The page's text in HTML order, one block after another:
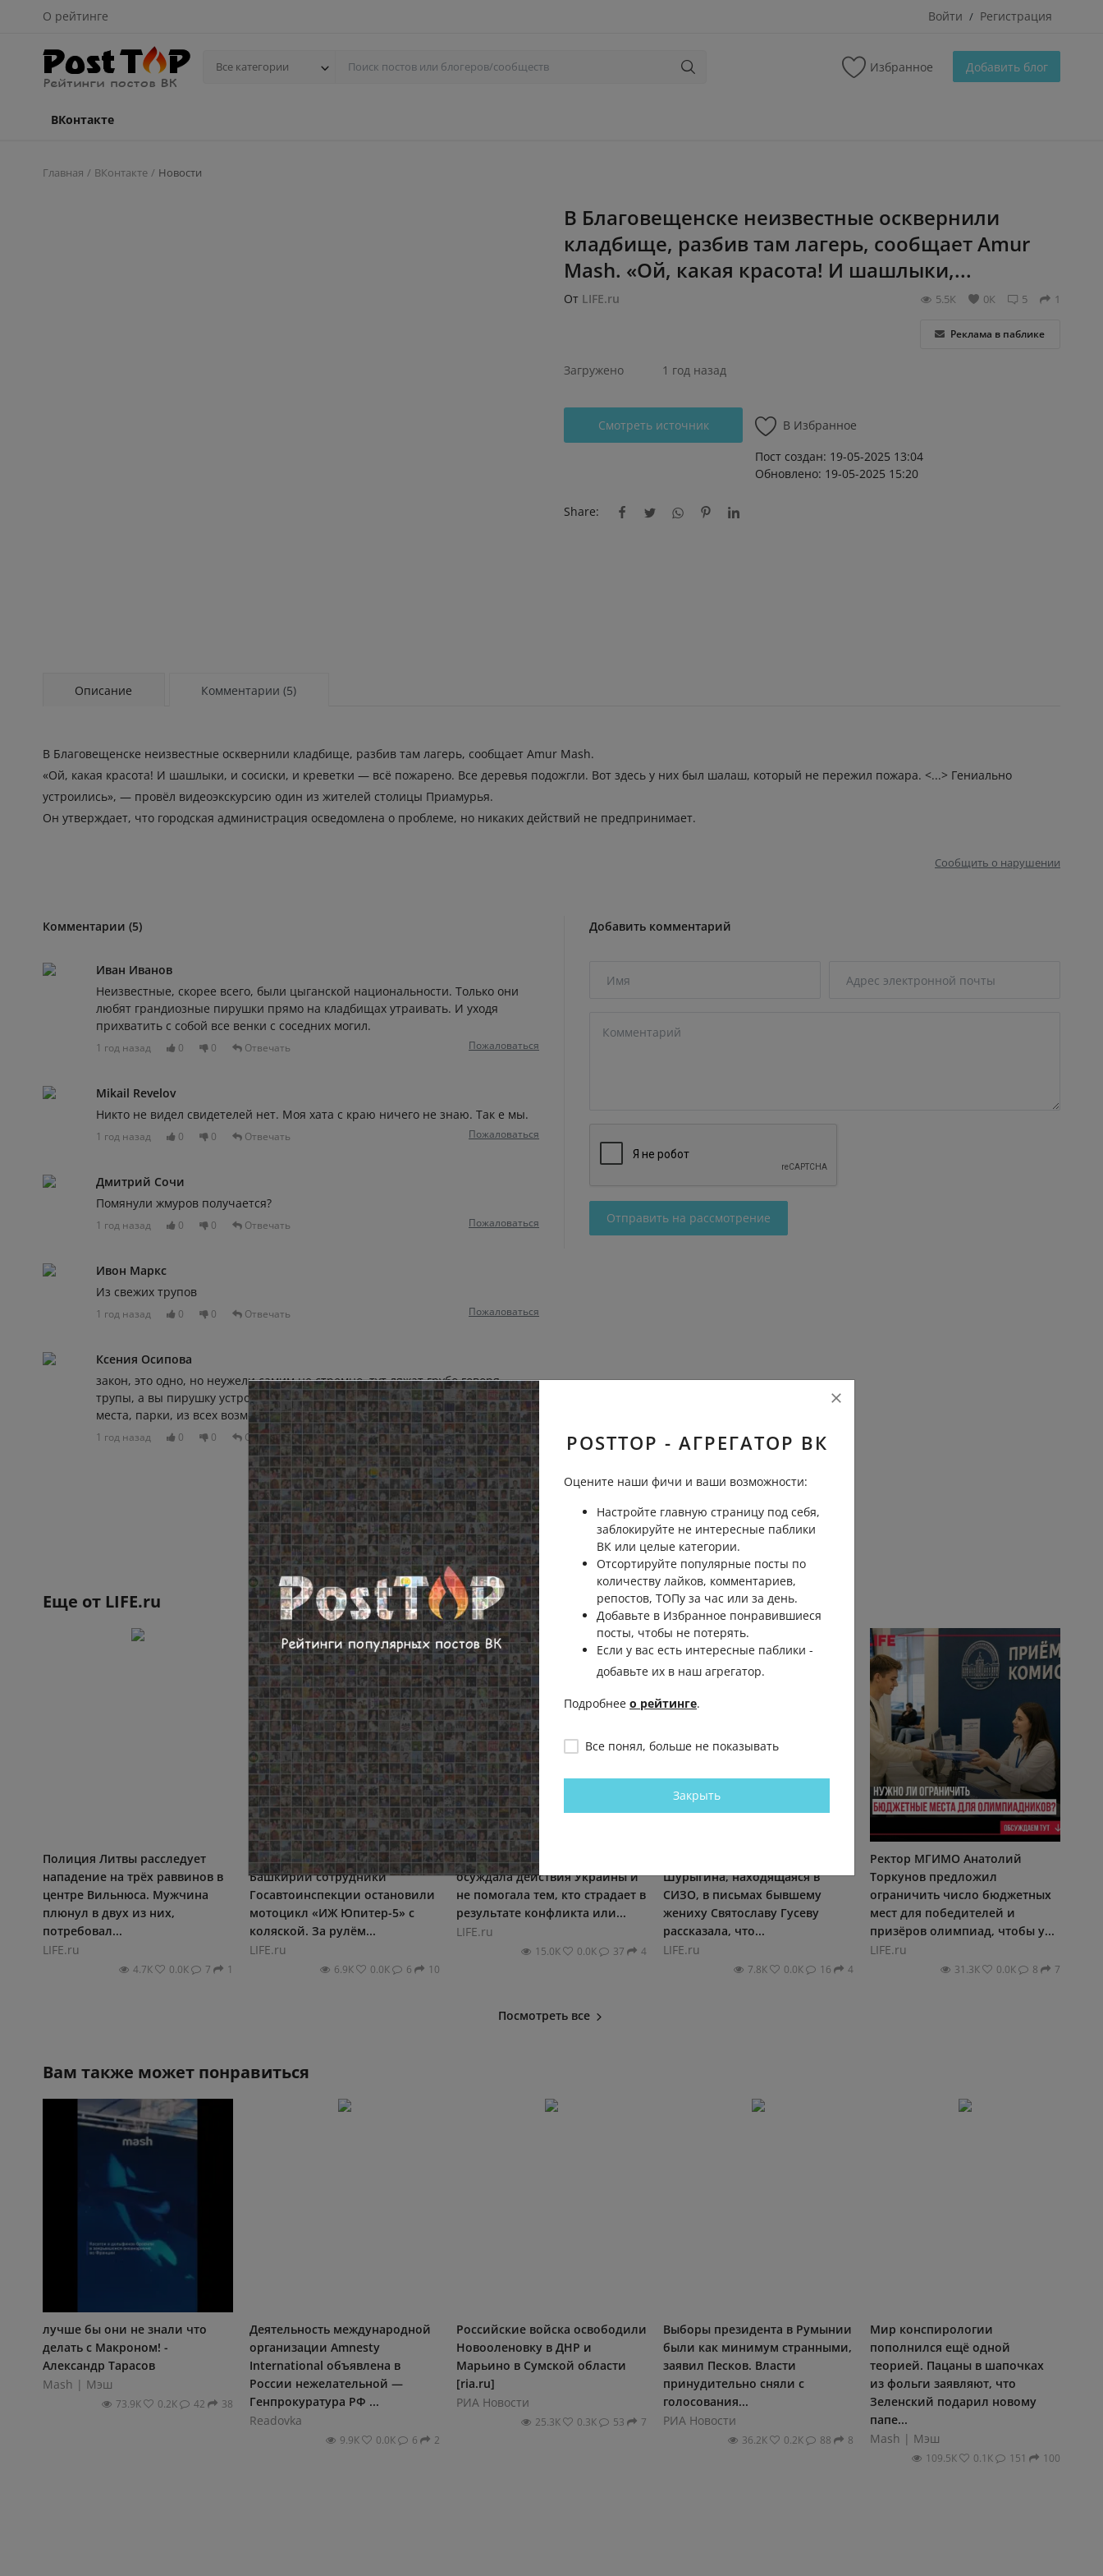
О рейтинге Войти / Регистрация
Все категории Избранное Добавить блог
ВКонтакте
Главная ВКонтакте Новости
В Благовещенске неизвестные осквернили
кладбище, разбив там лагерь, сообщает Amur
Mash. «Ой, какая красота! И шашлыки,...
От LIFE.ru 1
5
0К
5.5К
Реклама в паблике
Загружено 1 год назад
Смотреть источник
В Избранное
Пост создан: 19-05-2025 13:04
Обновлено: 19-05-2025 15:20
Share:
Описание Комментарии (5)
В Благовещенске неизвестные осквернили кладбище, разбив там лагерь, сообщает Amur Mash.
«Ой, какая красота! И шашлыки, и сосиски, и креветки — всё пожарено. Все деревья подожгли. Вот здесь у них был шалаш, который не пережил пожара. <...> Гениально
устроились», — провёл видеоэкскурсию один из жителей столицы Приамурья.
Он утверждает, что городская администрация осведомлена о проблеме, но никаких действий не предпринимает.
Сообщить о нарушении
Комментарии (5)
Иван Иванов
Неизвестные, скорее всего, были цыганской национальности. Только они
любят грандиозные пирушки прямо на кладбищах утраивать. И уходя
прихватить с собой все венки с соседних могил.
1 год назад 0 0 Отвечать Пожаловаться
Mikail Revelov
Никто не видел свидетелей нет. Моя хата с краю ничего не знаю. Так е мы.
1 год назад 0 0 Отвечать Пожаловаться
Дмитрий Сочи
Помянули жмуров получается?
1 год назад 0 0 Отвечать Пожаловаться
Ивон Маркс
Из свежих трупов
1 год назад 0 0 Отвечать Пожаловаться
Ксения Осипова
закон, это одно, но неужели самим не стремно, тут ляжат грубо говоря
трупы, а вы пирушку устроили, ну и п*здец и это когда есть специальные
места, парки, из всех возможных мест народ выбрал кладбище
1 год назад 0 0 Отвечать Пожаловаться
Добавить комментарий
Отправить на рассмотрение
Еще от LIFE.ru
Полиция Литвы расследует
нападение на трёх раввинов в
центре Вильнюса. Мужчина
плюнул в двух из них,
потребовал...
LIFE.ru
4.7К 0.0К 7 1
В Фёдоровском районе
Башкирии сотрудники
Госавтоинспекции остановили
мотоцикл «ИЖ Юпитер-5» с
коляской. За рулём...
LIFE.ru
6.9К 0.0К 6 10
Партия «Яблоко» ни разу не
осуждала действия Украины и
не помогала тем, кто страдает в
результате конфликта или...
LIFE.ru
15.0К 0.0К 37 4
Шурыгина, находящаяся в
СИЗО, в письмах бывшему
жениху Святославу Гусеву
рассказала, что...
LIFE.ru
7.8К 0.0К 16 4
Ректор МГИМО Анатолий
Торкунов предложил
ограничить число бюджетных
мест для победителей и
призёров олимпиад, чтобы у...
LIFE.ru
31.3К 0.0К 8 7
Посмотреть все
Вам также может понравиться
лучше бы они не знали что
делать с Макроном! -
Александр Тарасов
Mash | Мэш
73.9К 0.2К 42 38
Деятельность международной
организации Amnesty
International объявлена в
России нежелательной —
Генпрокуратура РФ ...
Readovka
9.9К 0.0К 6 2
Российские войска освободили
Новооленовку в ДНР и
Марьино в Сумской области
[ria.ru]
РИА Новости
25.3К 0.3К 53 7
Выборы президента в Румынии
были как минимум странными,
заявил Песков. Власти
принудительно сняли с
голосования...
РИА Новости
36.2К 0.2К 88 8
Мир конспирологии
пополнился ещё одной
теорией. Пацаны в шапочках
из фольги заявляют, что
Зеленский подарил новому
папе...
Mash | Мэш
109.5К 0.1К 151 100
POSTTOP - АГРЕГАТОР ВК
Оцените наши фичи и ваши возможности:
Настройте главную страницу под себя,
заблокируйте не интересные паблики
ВК или целые категории.
Отсортируйте популярные посты по
количеству лайков, комментариев,
репостов, ТОПу за час или за день.
Добавьте в Избранное понравившиеся
посты, чтобы не потерять.
Если у вас есть интересные паблики -
добавьте их в наш агрегатор.
Подробнее о рейтинге.
Все понял, больше не показывать
Закрыть